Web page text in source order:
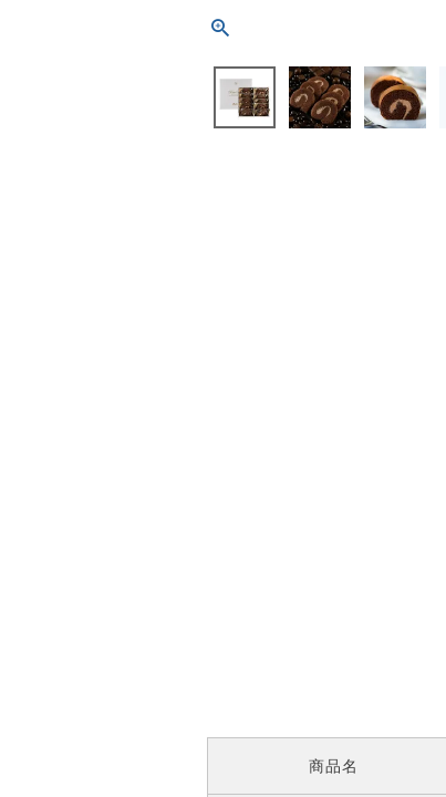
商品名